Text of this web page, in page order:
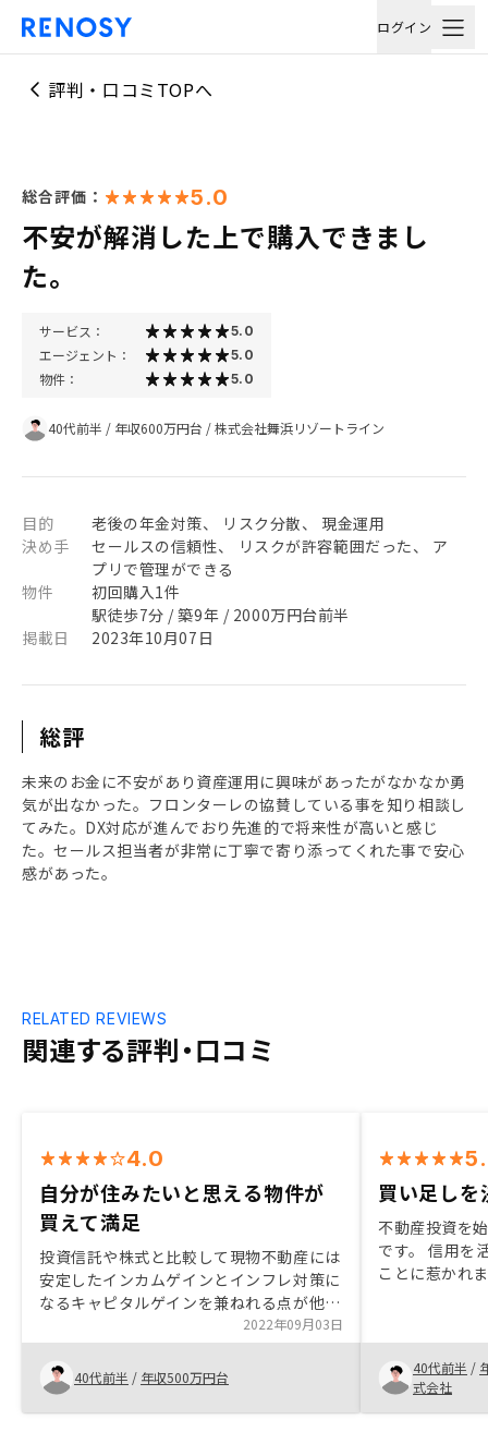
ログイン
評判・口コミTOPへ
総合評価： 5.0
不安が解消した上で購入できまし
た。
サービス： 5.0
エージェント： 5.0
物件： 5.0
40代前半 / 年収600万円台 /株式会社舞浜リゾートライン
目的
老後の年金対策、 リスク分散、 現金運用
決め手
セールスの信頼性、 リスクが許容範囲だった、 ア
プリで管理ができる
物件
初回購入1件
駅徒歩7分 / 築9年 / 2000万円台前半
掲載日
2023年10月07日
総評
未来のお金に不安があり資産運用に興味があったがなかなか勇
気が出なかった。フロンターレの協賛している事を知り相談し
てみた。DX対応が進んでおり先進的で将来性が高いと感じ
た。セールス担当者が非常に丁寧で寄り添ってくれた事で安心
感があった。
関連する評判・口コミ
RELATED REVIEWS
4.0
自分が住みたいと思える物件が
買えて満足
投資信託や株式と比較して現物不動産には
安定したインカムゲインとインフレ対策に
なるキャピタルゲインを兼ねれる点が他の
投資に比べて魅力的でした。また副業とし
て様々な経費を計上できるのも節税対策が
できるのもよかった点です。CFのシミュ
レーションが理論値で構成されていて信用
度が低い。もう少し現実的なリスクを踏ま
2022年09月03日
40代前半 / 年収500万円台
買い足し
不動産投資を
です。 信用を
ことに惹かれ
と、安心の為
んでいます。
賃保証をつけ
なってもすぐ
40代前半 /
式会社